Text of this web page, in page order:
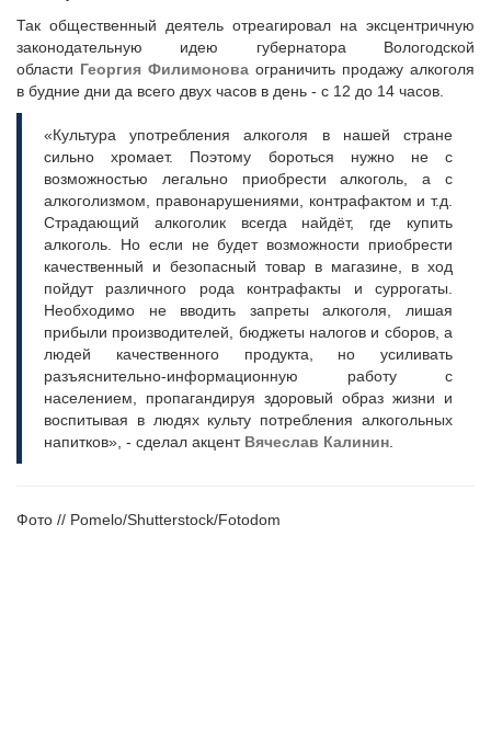
Так общественный деятель отреагировал на эксцентричную
законодательную идею губернатора Вологодской
области Георгия Филимонова ограничить продажу алкоголя
в будние дни да всего двух часов в день - с 12 до 14 часов.
«Культура употребления алкоголя в нашей стране
сильно хромает. Поэтому бороться нужно не с
возможностью легально приобрести алкоголь, а с
алкоголизмом, правонарушениями, контрафактом и т.д.
Страдающий алкоголик всегда найдёт, где купить
алкоголь. Но если не будет возможности приобрести
качественный и безопасный товар в магазине, в ход
пойдут различного рода контрафакты и суррогаты.
Необходимо не вводить запреты алкоголя, лишая
прибыли производителей, бюджеты налогов и сборов, а
людей качественного продукта, но усиливать
разъяснительно-информационную работу с
населением, пропагандируя здоровый образ жизни и
воспитывая в людях культу потребления алкогольных
напитков», - сделал акцент Вячеслав Калинин
Фото // Pomelo/Shutterstock/Fotodom